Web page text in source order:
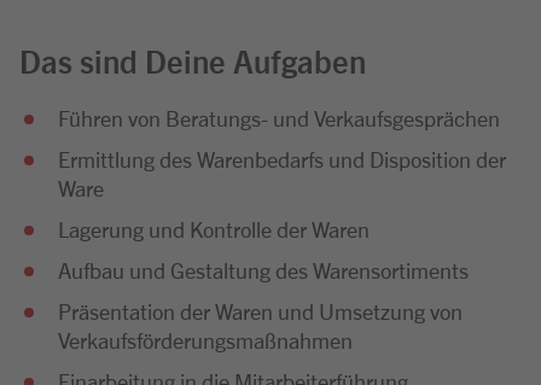
Das sind Deine Aufgaben
Führen von Beratungs- und Verkaufsgesprächen
Ermittlung des Warenbedarfs und Disposition der
Ware
Lagerung und Kontrolle der Waren
Aufbau und Gestaltung des Warensortiments
Präsentation der Waren und Umsetzung von
Verkaufsförderungsmaßnahmen